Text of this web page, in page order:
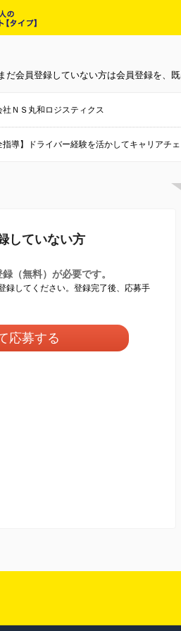
会員登録していない方は会員登録を、
社ＮＳ丸和ロジスティクス
指導】ドライバー経験を活かしてキャリア
していない方
（無料）が必要です。
録してください。登録完了後、応募手
応募する